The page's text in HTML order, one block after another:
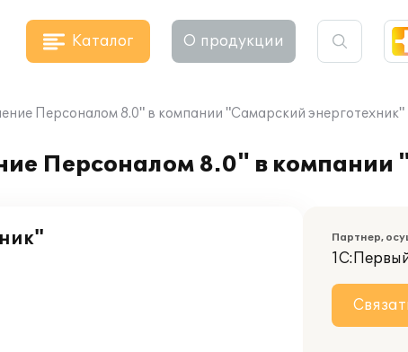
Каталог О продукции
Персоналом 8.0" в компании "Самарский энерготехник"
Персоналом 8.0" в компании
Партнер,